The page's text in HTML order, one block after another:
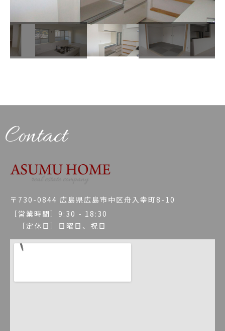
Contact
〒730-0844 広島県広島市中区舟入幸町8-10
［営業時間］9:30 - 18:30
［定休日］日曜日、祝日